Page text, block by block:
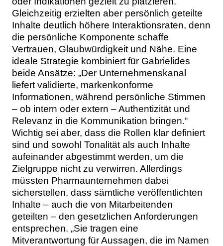
Gleichzeitig erzielten aber persönlich geteilte
Inhalte deutlich höhere Interaktionsraten, denn
die persönliche Komponente schaffe
Vertrauen, Glaubwürdigkeit und Nähe. Eine
ideale Strategie kombiniert für Gabrielides
beide Ansätze: „Der Unternehmenskanal
liefert validierte, markenkonforme
Informationen, während persönliche Stimmen
– ob intern oder extern – Authentizität und
Relevanz in die Kommunikation bringen.“
Wichtig sei aber, dass die Rollen klar definiert
sind und sowohl Tonalität als auch Inhalte
aufeinander abgestimmt werden, um die
Zielgruppe nicht zu verwirren. Allerdings
müssten Pharmaunternehmen dabei
sicherstellen, dass sämtliche veröffentlichten
Inhalte – auch die von Mitarbeitenden
geteilten – den gesetzlichen Anforderungen
entsprechen. „Sie tragen eine
Mitverantwortung für Aussagen, die im Namen